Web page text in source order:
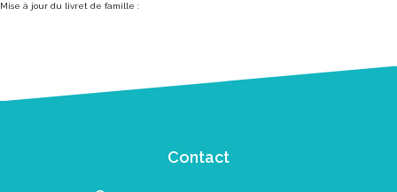
Mise à jour du livret de famille :
Contact